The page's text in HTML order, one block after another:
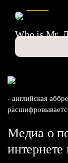
Who is Mr.
- английская
Медиа о
интернете